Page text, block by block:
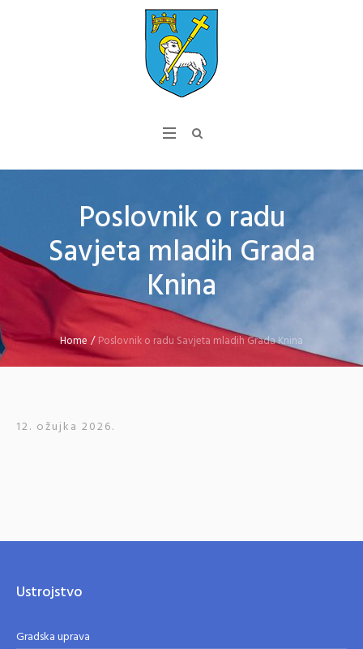
Poslovnik o radu
Savjeta mladih Grada
Knina
Home/Poslovnik o radu Savjeta mladih Grada Knina
12. ožujka 2026.
Ustrojstvo
Gradska uprava